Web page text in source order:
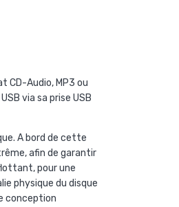
CD-Audio, MP3 ou
via sa prise USB
A bord de cette
afin de garantir
pour une
physique du disque
conception